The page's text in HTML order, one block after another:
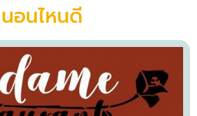
นอนไหนดี